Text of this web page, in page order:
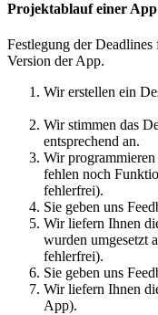
Projektablauf einer App
Festlegung der
Version der App.
Wir erstellen ein
Wir stimmen das
entsprechend an.
Wir
fehlen noch
fehlerfrei).
Sie geben uns
Wir liefern Ihnen
wurden umgesetzt
fehlerfrei).
Sie geben uns
Wir liefern Ihnen
App).